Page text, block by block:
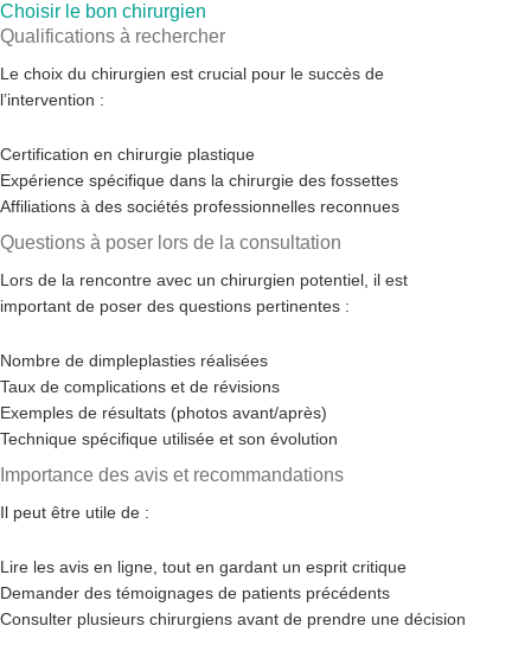
Choisir le bon chirurgien
Qualifications à rechercher
Le choix du chirurgien est crucial pour le succès de
l’intervention :
Certification en chirurgie plastique
Expérience spécifique dans la chirurgie des fossettes
Affiliations à des sociétés professionnelles reconnues
Questions à poser lors de la consultation
Lors de la rencontre avec un chirurgien potentiel, il est
important de poser des questions pertinentes :
Nombre de dimpleplasties réalisées
Taux de complications et de révisions
Exemples de résultats (photos avant/après)
Technique spécifique utilisée et son évolution
Importance des avis et recommandations
Il peut être utile de :
Lire les avis en ligne, tout en gardant un esprit critique
Demander des témoignages de patients précédents
Consulter plusieurs chirurgiens avant de prendre une décision